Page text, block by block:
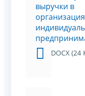
выручки в
DOCX (24